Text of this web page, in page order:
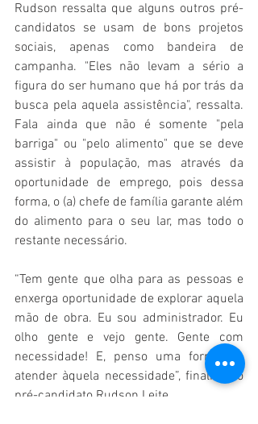
Rudson ressalta que alguns outros pré-
candidatos se usam de bons projetos
sociais, apenas como bandeira de
campanha. "Eles não levam a sério a
figura do ser humano que há por trás da
busca pela aquela assistência", ressalta.
Fala ainda que não é somente "pela
barriga" ou "pelo alimento" que se deve
assistir à população, mas através da
oportunidade de emprego, pois dessa
forma, o (a) chefe de família garante além
do alimento para o seu lar, mas todo o
restante necessário.
“Tem gente que olha para as pessoas e
enxerga oportunidade de explorar aquela
mão de obra. Eu sou administrador. Eu
olho gente e vejo gente. Gente com
necessidade! E, penso uma forma de
atender àquela necessidade”, finalizou o
pré-candidato Rudson Leite.